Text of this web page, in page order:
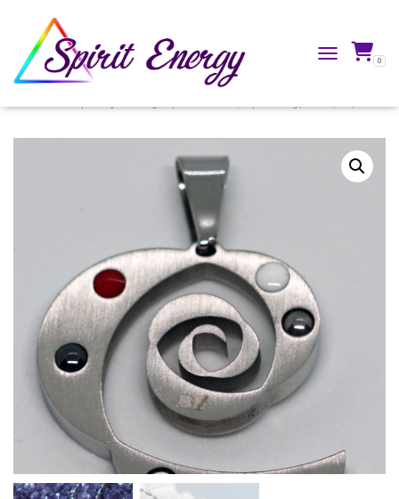
TOGGLE 0